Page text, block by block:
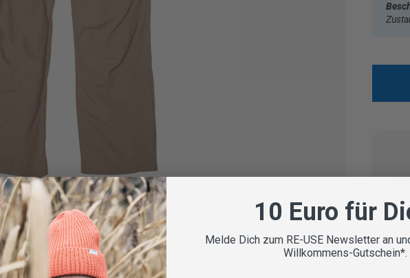
10 Euro für
Melde Dich zum RE-USE Newsletter an
Willkommens-Gutschein*.